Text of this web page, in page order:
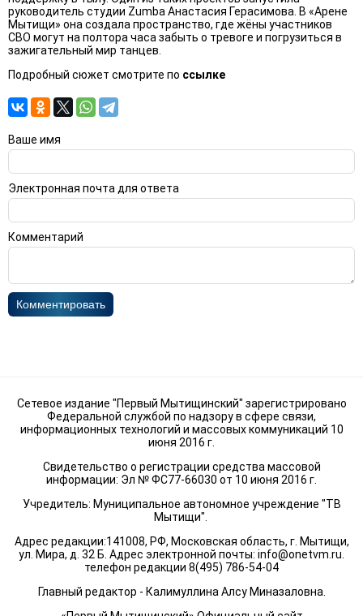
руководитель студии Zumba Анастасия Герасимова. В «Арене
Мытищи» она создала пространство, где жёны участников
СВО могут на полтора часа забыть о тревоге и погрузиться в
зажигательный мир танцев.
Подробный сюжет смотрите по ссылке
Ваше имя
Электронная почта для ответа
Комментарий
Комментировать
Сетевое издание "Первый Мытищинский" зарегистрировано
Федеральной службой по надзору в сфере связи,
информационных технологий и массовых коммуникаций 10
июня 2016 г.
Свидетельство о регистрации средства массовой
информации: Эл № ФС77-66030 от 10 июня 2016 г.
Учредитель: Муниципальное автономное учреждение "ТВ
Мытищи".
Адрес редакции:141008, РФ, Московская область, г. Мытищи,
ул. Мира, д. 32 Б. Адрес электронной почты: info@onetvm.ru.
телефон редакции 8(495) 786-54-04
Главный редактор - Калимуллина Алсу Миназаловна.